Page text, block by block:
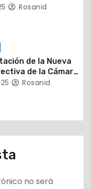
por la Fundación
Rosanid
de la Nueva
de la Cámara
de Falcón (2025-
Rosanid
no será